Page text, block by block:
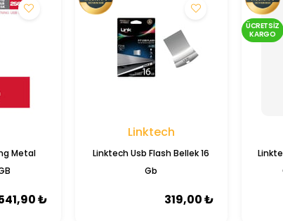
Metal
₺
Linktech
Linktech Usb Flash Bellek 16
Gb
319,00 ₺
ÜCRETSIZ
KARGO